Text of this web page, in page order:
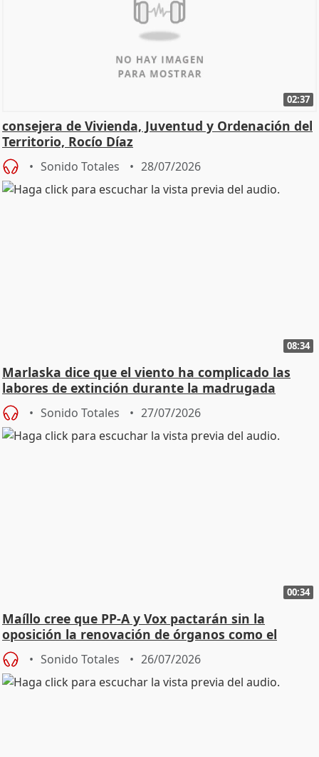
02:37
consejera de Vivienda, Juventud y Ordenación del
Territorio, Rocío Díaz
Sonido Totales 28/07/2026
08:34
Marlaska dice que el viento ha complicado las
labores de extinción durante la madrugada
Sonido Totales 27/07/2026
00:34
Maíllo cree que PP-A y Vox pactarán sin la
oposición la renovación de órganos como el
Defensor
Sonido Totales 26/07/2026